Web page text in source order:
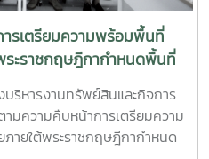
งานทรัพย์สินและกิจการ
รเตรียมความพร้อมพื้นที่
ระราชกฤษฎีกากำหนดพื้นที่
สำคัญจากพืชฝิ่นและพืชเห็ดขี้
กษาวิจัย พ.ศ.2568 ณ พื้นที่
าลัยแม่โจ้
ริหารงานทรัพย์สินและกิจการ
มความคืบหน้าการเตรียมความ
ายใต้พระราชกฤษฎีกากำหนด